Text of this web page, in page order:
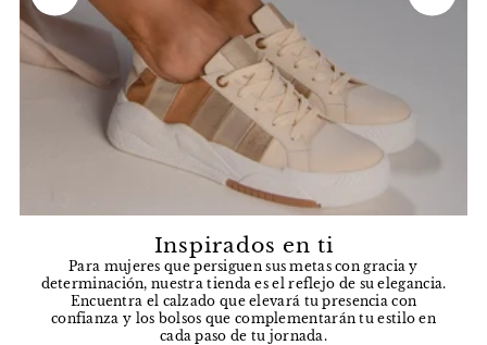
Inspirados en ti
Para mujeres que persiguen sus metas con gracia y
determinación, nuestra tienda es el reflejo de su elegancia.
Encuentra el calzado que elevará tu presencia con
confianza y los bolsos que complementarán tu estilo en
cada paso de tu jornada.